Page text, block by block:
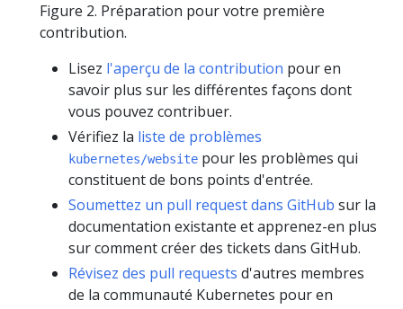
Figure 2. Préparation pour votre première
contribution.
Lisez l'aperçu de la contribution pour en
savoir plus sur les différentes façons dont
vous pouvez contribuer.
Vérifiez la liste de problèmes
kubernetes/website pour les problèmes qui
constituent de bons points d'entrée.
Soumettez un pull request dans GitHub sur la
documentation existante et apprenez-en plus
sur comment créer des tickets dans GitHub.
Révisez des pull requests d'autres membres
de la communauté Kubernetes pour en